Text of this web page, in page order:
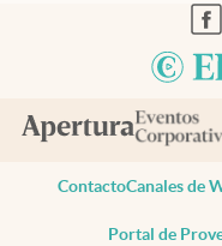
ContactoCanales de
Portal de